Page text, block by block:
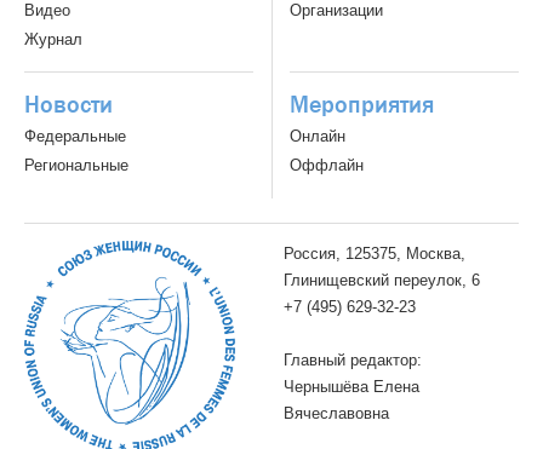
Видео
Журнал
Организации
Новости
Федеральные
Региональные
Мероприятия
Онлайн
Оффлайн
Россия, 125375, Москва,
Глинищевский переулок, 6
+7 (495) 629-32-23
Главный редактор:
Чернышёва Елена
Вячеславовна